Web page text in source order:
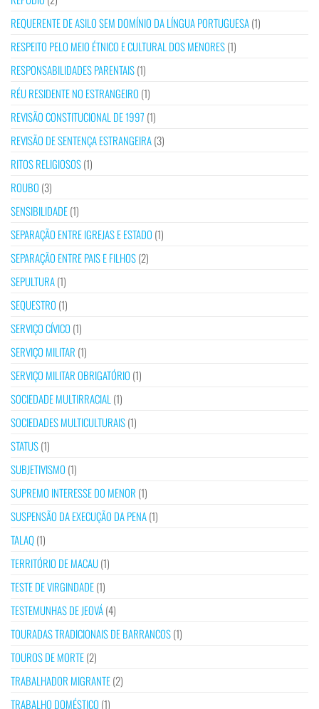
REQUERENTE DE ASILO SEM DOMÍNIO DA LÍNGUA PORTUGUESA(1)
RESPEITO PELO MEIO ÉTNICO E CULTURAL DOS MENORES(1)
RESPONSABILIDADES PARENTAIS(1)
RÉU RESIDENTE NO ESTRANGEIRO (1)
REVISÃO CONSTITUCIONAL DE 1997 (1)
REVISÃO DE SENTENÇA ESTRANGEIRA(3)
RITOS RELIGIOSOS(1)
ROUBO (3)
SENSIBILIDADE(1)
SEPARAÇÃO ENTRE IGREJAS E ESTADO (1)
SEPARAÇÃO ENTRE PAIS E FILHOS(2)
SEPULTURA(1)
SEQUESTRO (1)
SERVIÇO CÍVICO (1)
SERVIÇO MILITAR (1)
SERVIÇO MILITAR OBRIGATÓRIO (1)
SOCIEDADE MULTIRRACIAL (1)
SOCIEDADES MULTICULTURAIS(1)
STATUS(1)
SUBJETIVISMO (1)
SUPREMO INTERESSE DO MENOR (1)
SUSPENSÃO DA EXECUÇÃO DA PENA(1)
TALAQ(1)
TERRITÓRIO DE MACAU(1)
TESTE DE VIRGINDADE(1)
TESTEMUNHAS DE JEOVÁ(4)
TOURADAS TRADICIONAIS DE BARRANCOS(1)
TOUROS DE MORTE(2)
TRABALHADOR MIGRANTE(2)
TRABALHO DOMÉSTICO (1)